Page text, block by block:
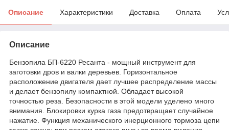
Описание Характеристики Доставка Оплата
Описание
Бензопила БП-6220 Ресанта - мощный инструмент для
заготовки дров и валки деревьев. Горизонтальное
расположение двигателя дает лучшее распределение массы
и делает бензопилу компактной. Обладает высокой
точностью реза. Безопасности в этой модели уделено много
внимания. Блокировки курка газа предотвращает случайное
нажатие. Функция механического инерционного тормоза цепи